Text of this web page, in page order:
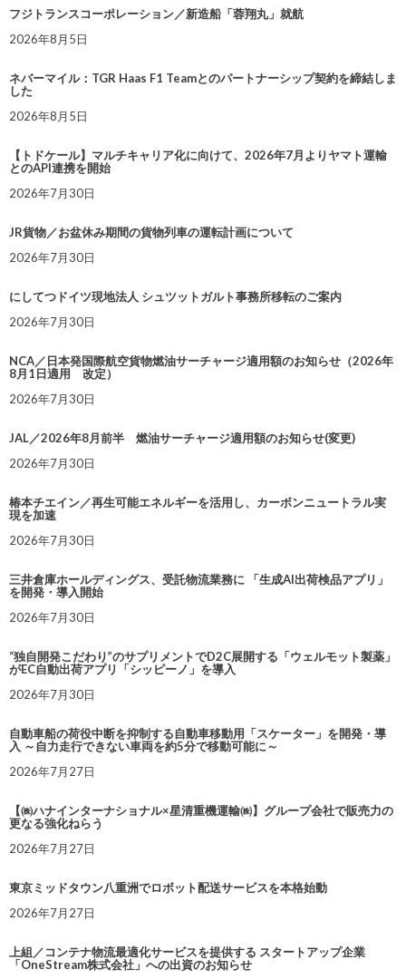
フジトランスコーポレーション／新造船「蓉翔丸」就航
2026年8月5日
ネバーマイル：TGR Haas F1 Teamとのパートナーシップ契約を締結しま
した
2026年8月5日
【トドケール】マルチキャリア化に向けて、2026年7月よりヤマト運輸
とのAPI連携を開始
2026年7月30日
JR貨物／お盆休み期間の貨物列車の運転計画について
2026年7月30日
にしてつドイツ現地法人 シュツットガルト事務所移転のご案内
2026年7月30日
NCA／日本発国際航空貨物燃油サーチャージ適用額のお知らせ（2026年
8月1日適用 改定）
2026年7月30日
JAL／2026年8月前半 燃油サーチャージ適用額のお知らせ(変更)
2026年7月30日
椿本チエイン／再生可能エネルギーを活用し、カーボンニュートラル実
現を加速
2026年7月30日
三井倉庫ホールディングス、受託物流業務に 「生成AI出荷検品アプリ」
を開発・導入開始
2026年7月30日
“独自開発こだわり”のサプリメントでD2C展開する「ウェルモット製薬」
がEC自動出荷アプリ「シッピーノ」を導入
2026年7月30日
自動車船の荷役中断を抑制する自動車移動用「スケーター」を開発・導
入 ～自力走行できない車両を約5分で移動可能に～
2026年7月27日
【㈱ハナインターナショナル×星清重機運輸㈱】グループ会社で販売力の
更なる強化ねらう
2026年7月27日
東京ミッドタウン八重洲でロボット配送サービスを本格始動
2026年7月27日
上組／コンテナ物流最適化サービスを提供する スタートアップ企業
「OneStream株式会社」への出資のお知らせ